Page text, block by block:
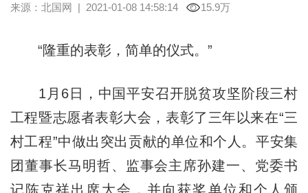
来源： 北国网 | 2021-01-08 14:58:14 15.9万
“隆重的表彰，简单的仪式。”
1月6日，中国平安召开脱贫攻坚阶段三村
工程暨志愿者表彰大会，表彰了三年以来在“三
村工程”中做出突出贡献的单位和个人。平安集
团董事长马明哲、监事会主席孙建一、党委书
记陈克祥出席大会，并向获奖单位和个人颁